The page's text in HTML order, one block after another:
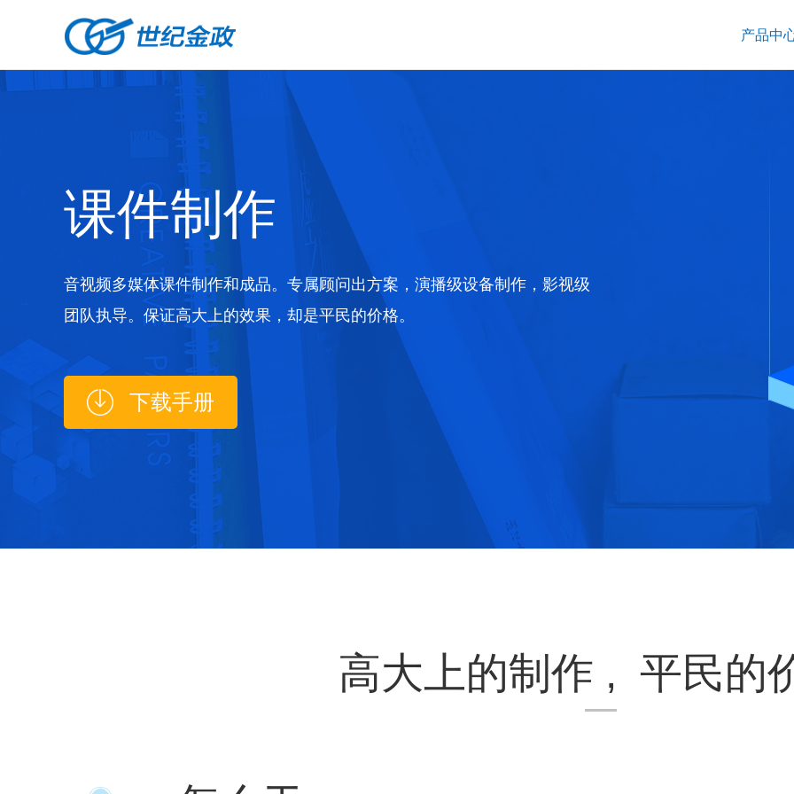
产品中
课件制作
音视频多媒体课件制作和成品。专属顾问出方案，演播级设备制作，影视级
团队执导。保证高大上的效果，却是平民的价格。
下载手册
高大上的制作 , 平民的